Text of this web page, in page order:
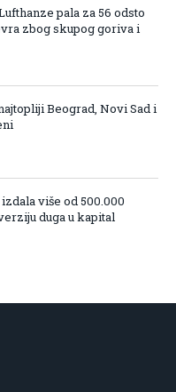
pala za 56 odsto
zbog skupog goriva i
Beograd, Novi Sad i
više od 500.000
duga u kapital